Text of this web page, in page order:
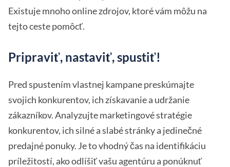
Existuje mnoho online zdrojov, ktoré vám môžu na
tejto ceste pomôcť.
Pripraviť, nastaviť, spustiť!
Pred spustením vlastnej kampane preskúmajte
svojich konkurentov, ich získavanie a udržanie
zákazníkov. Analyzujte marketingové stratégie
konkurentov, ich silné a slabé stránky a jedinečné
predajné ponuky. Je to vhodný čas na identifikáciu
príležitostí, ako odlíšiť vašu agentúru a ponúknuť